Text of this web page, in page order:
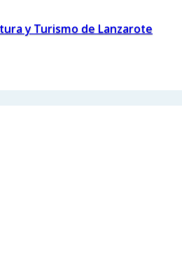
y Turismo de Lanzarote